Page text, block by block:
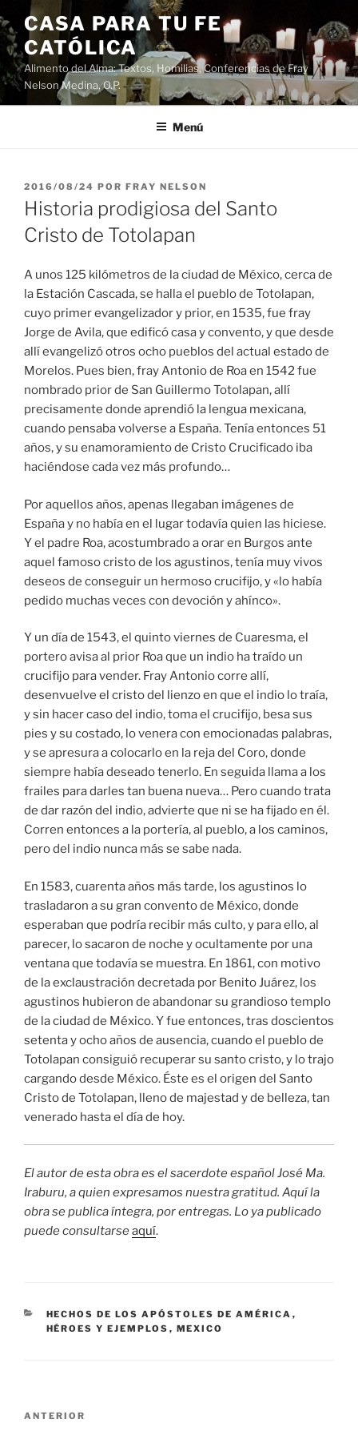
Saltar
al
contenido
CASA PARA TU FE
CATÓLICA
Alimento del Alma: Textos, Homilias, Conferencias de Fray
Nelson Medina, O.P.
Menú
PUBLICADO
EL
2016/08/24 POR FRAY NELSON
Historia prodigiosa del Santo
Cristo de Totolapan
A unos 125 kilómetros de la ciudad de México, cerca de
la Estación Cascada, se halla el pueblo de Totolapan,
cuyo primer evangelizador y prior, en 1535, fue fray
Jorge de Avila, que edificó casa y convento, y que desde
allí evangelizó otros ocho pueblos del actual estado de
Morelos. Pues bien, fray Antonio de Roa en 1542 fue
nombrado prior de San Guillermo Totolapan, allí
precisamente donde aprendió la lengua mexicana,
cuando pensaba volverse a España. Tenía entonces 51
años, y su enamoramiento de Cristo Crucificado iba
haciéndose cada vez más profundo…
Por aquellos años, apenas llegaban imágenes de
España y no había en el lugar todavía quien las hiciese.
Y el padre Roa, acostumbrado a orar en Burgos ante
aquel famoso cristo de los agustinos, tenía muy vivos
deseos de conseguir un hermoso crucifijo, y «lo había
pedido muchas veces con devoción y ahínco».
Y un día de 1543, el quinto viernes de Cuaresma, el
portero avisa al prior Roa que un indio ha traído un
crucifijo para vender. Fray Antonio corre allí,
desenvuelve el cristo del lienzo en que el indio lo traía,
y sin hacer caso del indio, toma el crucifijo, besa sus
pies y su costado, lo venera con emocionadas palabras,
y se apresura a colocarlo en la reja del Coro, donde
siempre había deseado tenerlo. En seguida llama a los
frailes para darles tan buena nueva… Pero cuando trata
de dar razón del indio, advierte que ni se ha fijado en él.
Corren entonces a la portería, al pueblo, a los caminos,
pero del indio nunca más se sabe nada.
En 1583, cuarenta años más tarde, los agustinos lo
trasladaron a su gran convento de México, donde
esperaban que podría recibir más culto, y para ello, al
parecer, lo sacaron de noche y ocultamente por una
ventana que todavía se muestra. En 1861, con motivo
de la exclaustración decretada por Benito Juárez, los
agustinos hubieron de abandonar su grandioso templo
de la ciudad de México. Y fue entonces, tras doscientos
setenta y ocho años de ausencia, cuando el pueblo de
Totolapan consiguió recuperar su santo cristo, y lo trajo
cargando desde México. Éste es el origen del Santo
Cristo de Totolapan, lleno de majestad y de belleza, tan
venerado hasta el día de hoy.
El autor de esta obra es el sacerdote español José Ma.
Iraburu, a quien expresamos nuestra gratitud. Aquí la
obra se publica íntegra, por entregas. Lo ya publicado
puede consultarseaquí.
CATEGORÍAS
HECHOS DE LOS APÓSTOLES DE AMÉRICA ,
HÉROES Y EJEMPLOS , MEXICO
Navegación
Entrada
ANTERIOR